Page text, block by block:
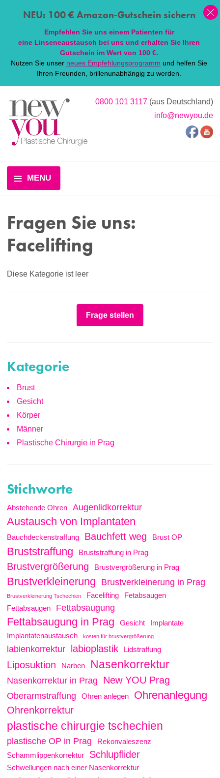
NEU: 100 € Amazon-Gutschein sichern
Empfehlen Sie uns einem Patienten für
eine Linseneaustausch bei uns und erhalten Sie Ihren
Gutschein im Wert von 100 €.
Nutzen Sie unser neues Empfehlungsprogramm und helfen Sie
Ihren Freunden, brillenunabhängig zu werden.
0800 101 3117 (aus Deutschland)
info@newyou.de
MENU
Fragen Sie uns:
Facelifting
Diese Kategorie ist leer
Frage stellen
Kategorie
Brust
Gesicht
Körper
Männer
Plastische Chirurgie in Prag
Stichworte
Abstehende Ohren Augenlidkorrektur
Austausch von Implantaten
Bauchdeckenstraffung Bauchfett weg Brust OP
Bruststraffung Bruststraffung in Prag
Brustvergrößerung Brustvergrößerung in Prag
Brustverkleinerung Brustverkleinerung in Prag
Brustverkleinerung Tschechien Facelifting
Fetabsaugen
Fettabsaugen
Fettabsaugung
Fettabsaugung in Prag Gesicht
Implantate
Implantatenaustausch
kosten für brustvergrößerung
labienkorrektur labioplastik Lidstraffung
Liposuktion Narben Nasenkorrektur
Nasenkorrektur in Prag New YOU Prag
Oberarmstraffung Ohren anlegen Ohrenanlegung
Ohrenkorrektur
plastische chirurgie tschechien
plastische OP in Prag
Rekonvaleszenz
Schammlippenkorrektur
Schlupflider
Schwellungen nach einer Nasenkorrektur